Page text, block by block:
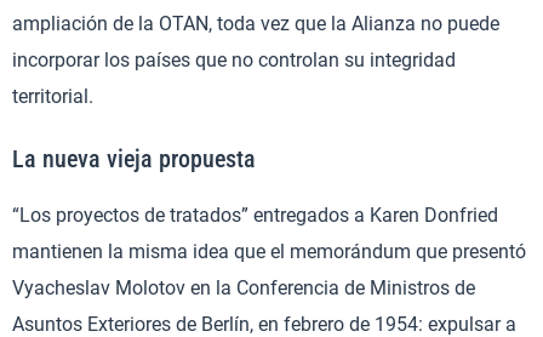
ampliación de la OTAN, toda vez que la Alianza no puede
incorporar los países que no controlan su integridad
territorial.
La nueva vieja propuesta
“Los proyectos de tratados” entregados a Karen Donfried
mantienen la misma idea que el memorándum que presentó
Vyacheslav Molotov en la Conferencia de Ministros de
Asuntos Exteriores de Berlín, en febrero de 1954: expulsar a